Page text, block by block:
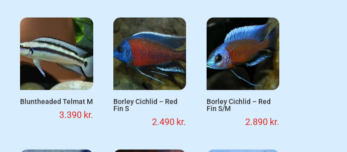
Bluntheaded Telmat M
3.390 kr.
Borley Cichlid – Red
Fin S
2.490 kr.
Borley Cichlid – Red
Fin S/M
2.890 kr.